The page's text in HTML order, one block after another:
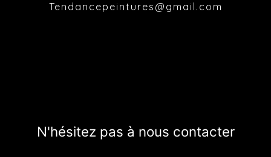
tendancepeintures@gmail.com
N'hésitez pas à nous contacter